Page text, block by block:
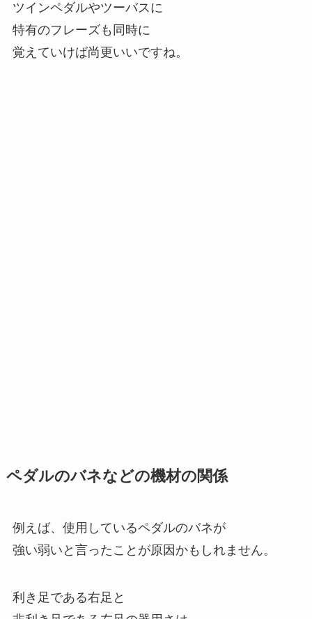
ツインペダルやツーバスに
特有のフレーズも同時に
覚えていけば尚更いいですね。
ペダルのバネなどの機材の関係
例えば、使用しているペダルのバネが
強い弱いと言ったことが原因かもしれません。
利き足である右足と